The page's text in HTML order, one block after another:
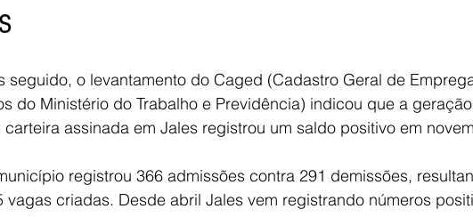
Voltar
seguido, o levantamento do Caged (Cadastro Geral de
do Ministério do Trabalho e Previdência) indicou que a
assinada em Jales registrou um saldo positivo em
registrou 366 admissões contra 291 demissões,
vagas criadas. Desde abril Jales vem registrando números